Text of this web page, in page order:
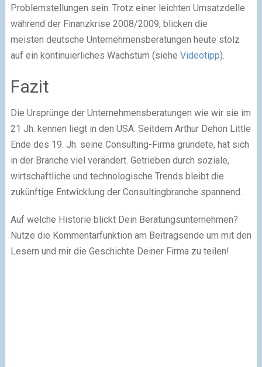
Problemstellungen sein. Trotz einer leichten Umsatzdelle
während der Finanzkrise 2008/2009, blicken die
meisten deutsche Unternehmensberatungen heute stolz
auf ein kontinuierliches Wachstum (siehe Videotipp).
Fazit
Die Ursprünge der Unternehmensberatungen wie wir sie im
21 Jh. kennen liegt in den USA. Seitdem Arthur Dehon Little
Ende des 19. Jh. seine Consulting-Firma gründete, hat sich
in der Branche viel verändert. Getrieben durch soziale,
wirtschaftliche und technologische Trends bleibt die
zukünftige Entwicklung der Consultingbranche spannend.
Auf welche Historie blickt Dein Beratungsunternehmen?
Nutze die Kommentarfunktion am Beitragsende um mit den
Lesern und mir die Geschichte Deiner Firma zu teilen!